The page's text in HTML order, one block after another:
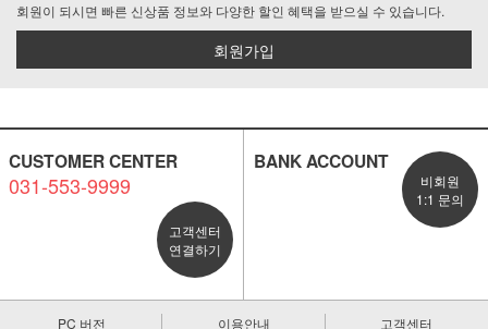
회원이 되시면 빠른 신상품 정보와 다양한 할인 혜택을 받으실 수 있습니다.
회원가입
CUSTOMER CENTER
031-553-9999
고객센터
연결하기
BANK ACCOUNT
비회원
1:1 문의
PC 버전 이용안내 고객센터